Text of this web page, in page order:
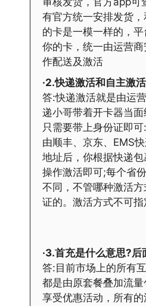
有官方统一安排发货
的卡是一模一样的，
你的卡，统一由运营
作配送及激活
·2.快递激活和自主激
答:快递激活就是由运
递小哥带着开卡器当
只需要带上身份证即
由顺丰、京东、EMS
地址后，你根据快递
操作激活即可;每个省
不同，不管哪种激活
证的。激活方式不可指
·3.首充是什么意思?后
答:目前市场上的所有
都是由原套餐叠加流
享受优惠活动，所有